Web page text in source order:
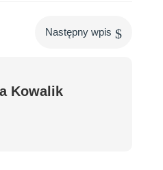
Następny wpis $
Kowalik